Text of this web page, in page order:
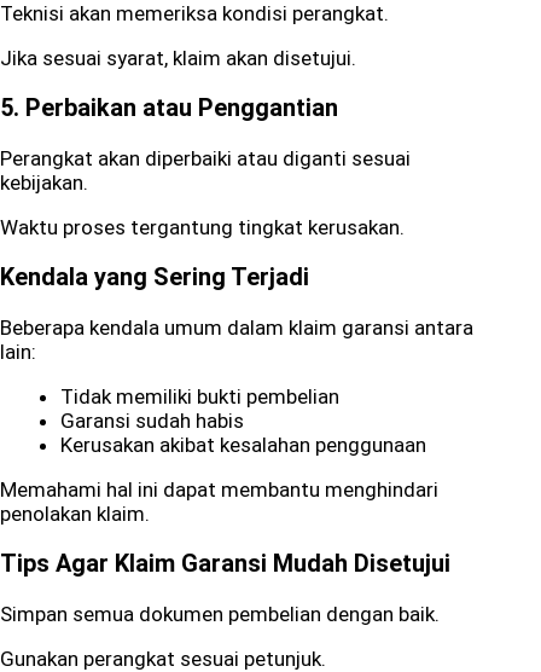
Teknisi akan memeriksa kondisi perangkat.
Jika sesuai syarat, klaim akan disetujui.
5. Perbaikan atau Penggantian
Perangkat akan diperbaiki atau diganti sesuai
kebijakan.
Waktu proses tergantung tingkat kerusakan.
Kendala yang Sering Terjadi
Beberapa kendala umum dalam klaim garansi antara
lain:
Tidak memiliki bukti pembelian
Garansi sudah habis
Kerusakan akibat kesalahan penggunaan
Memahami hal ini dapat membantu menghindari
penolakan klaim.
Tips Agar Klaim Garansi Mudah Disetujui
Simpan semua dokumen pembelian dengan baik.
Gunakan perangkat sesuai petunjuk.